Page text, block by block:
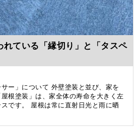
れている「縁切り」と「タスペ
サー」について 外壁塗装と並び、家を
根塗装」は、家全体の寿命を大きく左
です。 屋根は常に直射日光と雨に晒